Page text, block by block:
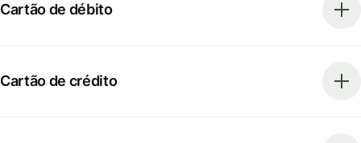
Cartão de débito
Cartão de crédito